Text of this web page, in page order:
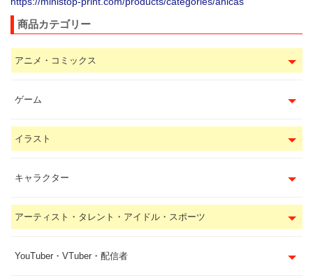
商品カテゴリー
アニメ・コミックス
ゲーム
イラスト
キャラクター
アーティスト・タレント・アイドル・スポーツ
YouTuber・VTuber・配信者